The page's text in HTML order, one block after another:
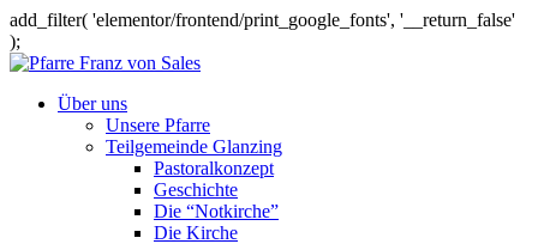
add_filter( 'elementor/frontend/print_google_fonts', '__return_false'
);
Über uns
Unsere Pfarre
Teilgemeinde Glanzing
Pastoralkonzept
Geschichte
Die “Notkirche”
Die Kirche